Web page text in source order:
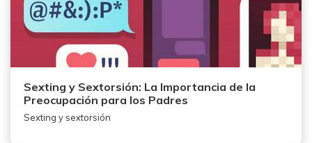
Sexting y Sextorsión: La Importancia de la
Preocupación para los Padres
Sexting y sextorsión